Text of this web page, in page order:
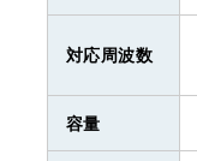
対応周波数
容量